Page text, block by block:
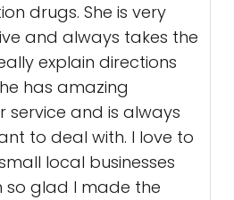
drugs. She is very
and always takes the
explain directions
has amazing
service and is always
to deal with. I love to
local businesses
so glad I made the